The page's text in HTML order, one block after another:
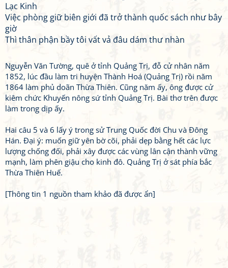
Lạc Kinh
Việc phòng giữ biên giới đã trở thành quốc sách như bây
giờ
Thì thân phận bầy tôi vất vả đâu dám thư nhàn
Nguyễn Văn Tường, quê ở tỉnh Quảng Trị, đỗ cử nhân năm
1852, lúc đầu làm tri huyện Thành Hoá (Quảng Trị) rồi năm
1864 làm phủ doãn Thừa Thiên. Cũng năm ấy, ông được cử
kiêm chức Khuyến nông sứ tỉnh Quảng Trị. Bài thơ trên được
làm trong dịp ấy.
Hai câu 5 và 6 lấy ý trong sử Trung Quốc đời Chu và Đông
Hán. Đại ý: muốn giữ yên bờ cõi, phải dẹp bằng hết các lực
lượng chống đối, phải xây được các vùng lân cận thành vững
mạnh, làm phên giậu cho kinh đô. Quảng Trị ở sát phía bắc
Thừa Thiên Huế.
[Thông tin 1 nguồn tham khảo đã được ẩn]